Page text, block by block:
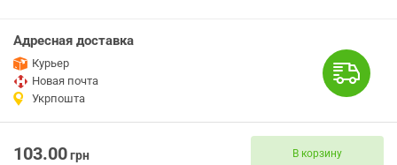
Адресная доставка
Курьер
Новая почта
Укрпошта
103.00грн В корзину